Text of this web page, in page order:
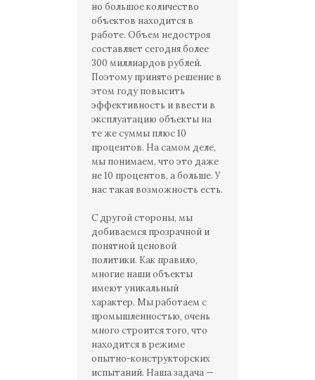
но большое количество
объектов находится в
работе. Объем недостроя
составляет сегодня более
300 миллиардов рублей.
Поэтому принято решение в
этом году повысить
эффективность и ввести в
эксплуатацию объекты на
те же суммы плюс 10
процентов. На самом деле,
мы понимаем, что это даже
не 10 процентов, а больше. У
нас такая возможность есть.
С другой стороны, мы
добиваемся прозрачной и
понятной ценовой
политики. Как правило,
многие наши объекты
имеют уникальный
характер. Мы работаем с
промышленностью, очень
много строится того, что
находится в режиме
опытно-конструкторских
испытаний. Наша задача —